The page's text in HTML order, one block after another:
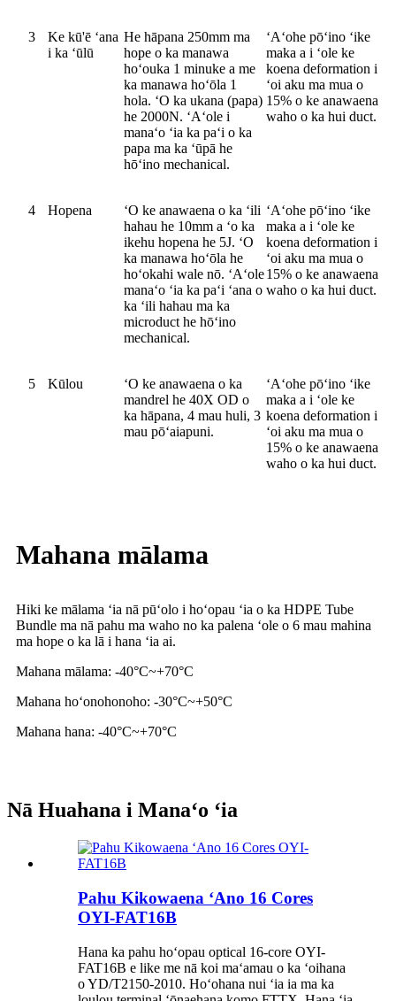
3
Ke kū'ē ʻana
i ka ʻūlū
He hāpana 250mm ma
hope o ka manawa
hoʻouka 1 minuke a me
ka manawa hoʻōla 1
hola. ʻO ka ukana (papa)
he 2000N. ʻAʻole i
manaʻo ʻia ka paʻi o ka
papa ma ka ʻūpā he
hōʻino mechanical.
ʻAʻohe pōʻino ʻike
maka a i ʻole ke
koena deformation i
ʻoi aku ma mua o
15% o ke anawaena
waho o ka hui duct.
4 Hopena
ʻO ke anawaena o ka ʻili
hahau he 10mm a ʻo ka
ikehu hopena he 5J. ʻO
ka manawa hoʻōla he
hoʻokahi wale nō. ʻAʻole
manaʻo ʻia ka paʻi ʻana o
ka ʻili hahau ma ka
microduct he hōʻino
mechanical.
ʻAʻohe pōʻino ʻike
maka a i ʻole ke
koena deformation i
ʻoi aku ma mua o
15% o ke anawaena
waho o ka hui duct.
5 Kūlou
ʻO ke anawaena o ka
mandrel he 40X OD o
ka hāpana, 4 mau huli, 3
mau pōʻaiapuni.
ʻAʻohe pōʻino ʻike
maka a i ʻole ke
koena deformation i
ʻoi aku ma mua o
15% o ke anawaena
waho o ka hui duct.
Mahana mālama
Hiki ke mālama ʻia nā pūʻolo i hoʻopau ʻia o ka HDPE Tube
Bundle ma nā pahu ma waho no ka palena ʻole o 6 mau mahina
ma hope o ka lā i hana ʻia ai.
Mahana mālama: -40°C~+70°C
Mahana hoʻonohonoho: -30°C~+50°C
Mahana hana: -40°C~+70°C
Nā Huahana i Manaʻo ʻia
Pahu Kikowaena ʻAno 16 Cores
OYI-FAT16B
Hana ka pahu hoʻopau optical 16-core OYI-
FAT16B e like me nā koi maʻamau o ka ʻoihana
o YD/T2150-2010. Hoʻohana nui ʻia ia ma ka